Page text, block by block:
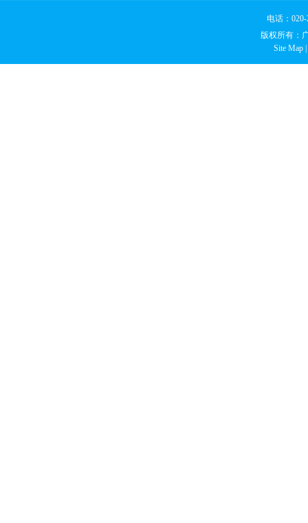
电话：
版权所有：
Site Map